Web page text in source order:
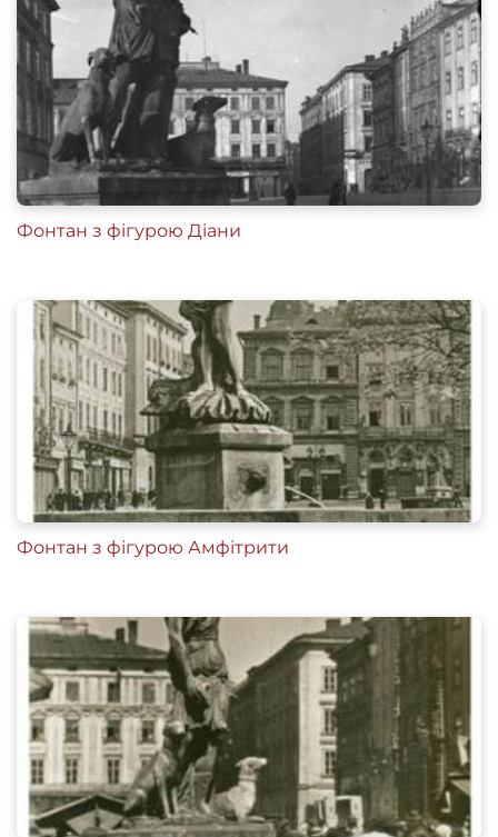
zwiedzających miasto. – Drugie wydanie
poprawione i uzupelnione. – Lwów: nakładem
autora. – 1937. – S. 84.
Skorowidz nowych i dawnych numerów
realności, nazw ulic i placów król. stół. miasta
Lwowa wedlug Rady meijskiej w r. 1871 z
urzędowych źródeł zestawiony. Lwów: nakładem
Karola Wilda. – 1872. – S. 206.
miasta. – Lwów: staraniem i nakladem gminy. – Z
drukarni "Dziennika Polskiego" (Dr. Felixa
Wojnarowskiego) pod zarządem Fr. Kattnera. –
Lwow, 1899. – S. 183.
Wykaz domów na obszarze miasta Lwowa . – S.
66. // Księga adresowa Małopołski. – Lwów.
Stanisławów. Tarnopól. Rocznik 1935/1936.
Фонтан з фігурою Діани
Фонтан з фігурою Амфітрити